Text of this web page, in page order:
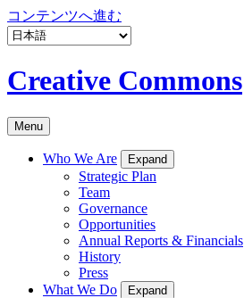
コンテンツへ進む
Creative Commons
Menu
Who We Are Expand
Strategic Plan
Team
Governance
Opportunities
Annual Reports & Financials
History
Press
What We Do
Expand